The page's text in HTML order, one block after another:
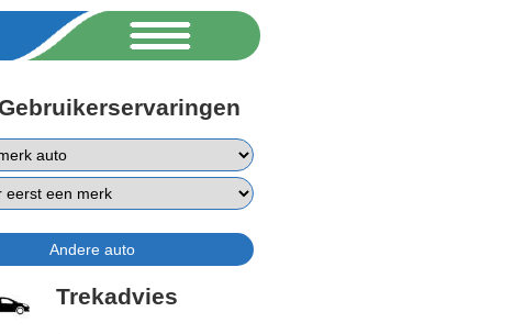
Gebruikerservaringen
Trekadvies